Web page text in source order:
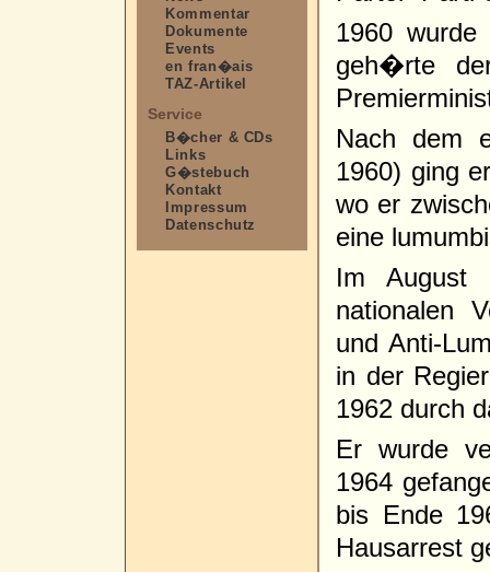
Kommentar
Dokumente
Events
en fran�ais
TAZ-Artikel
Service
B�cher & CDs
Links
G�stebuch
Kontakt
Impressum
Datenschutz
1960
geh�rte
Nach dem
1960) ging
wo er
eine
Im August
nationalen
und Anti-
in der
1962 durch
Er wurde
1964
bis Ende
Hausarrest